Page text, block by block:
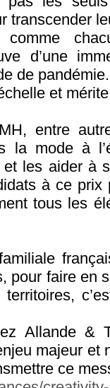
transcender
d’une
de pandémie.
et
entre
la mode à
les aider à
à ce prix
tous les
pour faire en
Allande &
majeur
ce